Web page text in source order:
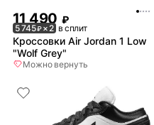
11 490 ₽
5 745₽× 2 в сплит
Кроссовки Air Jordan 1 Low
"Wolf Grey"
Можно вернуть